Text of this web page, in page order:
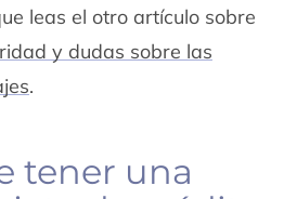
leas el otro artículo sobre
y dudas sobre las
.
tener una